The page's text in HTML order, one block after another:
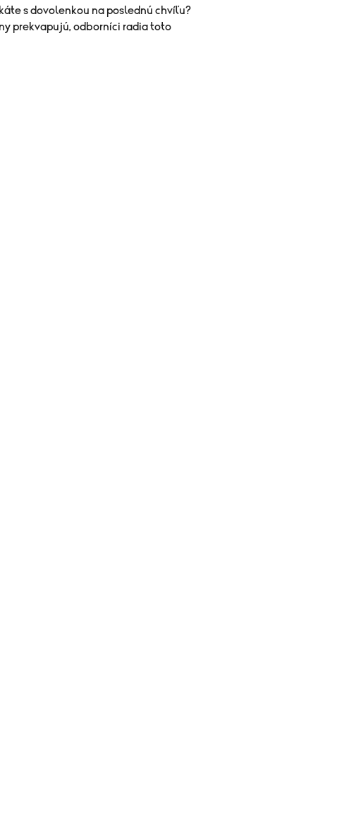
s dovolenkou na poslednú chvíľu?
prekvapujú, odborníci radia toto